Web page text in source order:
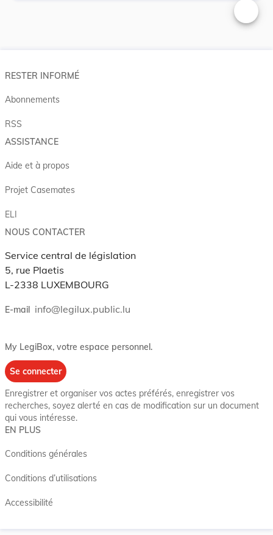
RESTER INFORMÉ
Abonnements
RSS
ASSISTANCE
Aide et à propos
Projet Casemates
ELI
NOUS CONTACTER
Service central de législation
5, rue Plaetis
L-2338 LUXEMBOURG
E-mail info@legilux.public.lu
My LegiBox, votre espace personnel.
Se connecter
Enregistrer et organiser vos actes préférés, enregistrer vos
recherches, soyez alerté en cas de modification sur un document
qui vous intéresse.
EN PLUS
Conditions générales
Conditions d’utilisations
Accessibilité